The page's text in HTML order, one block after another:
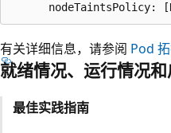
有关详细信息，请参阅 Pod
就绪情况、运行情况和
最佳实践指南